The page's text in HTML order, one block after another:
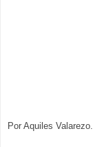
Por Aquiles Valarezo.